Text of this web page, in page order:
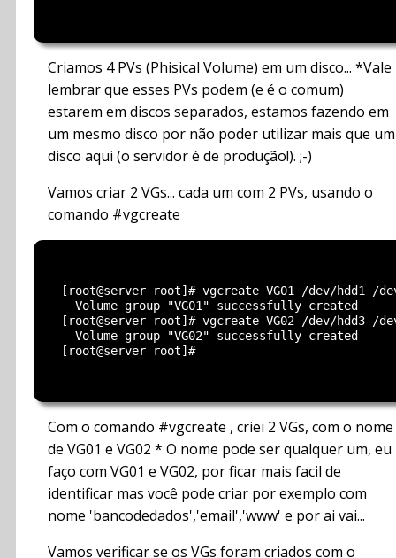
Criamos 4 PVs (Phisical Volume) em um disco... *Vale
lembrar que esses PVs podem (e é o comum)
estarem em discos separados, estamos fazendo em
um mesmo disco por não poder utilizar mais que um
disco aqui (o servidor é de produção!). ;-)
Vamos criar 2 VGs... cada um com 2 PVs, usando o
comando #vgcreate
[root@server root]# vgcreate VG01 /dev/hdd1 /
    Volume group "VG01" successfully created
[root@server root]# vgcreate VG02 /dev/hdd3 /
    Volume group "VG02" successfully created
  [root@server root]#
Com o comando #vgcreate , criei 2 VGs, com o nome
de VG01 e VG02 * O nome pode ser qualquer um, eu
faço com VG01 e VG02, por ficar mais facil de
identificar mas você pode criar por exemplo com
nome 'bancodedados','email','www' e por ai vai...
Vamos verificar se os VGs foram criados com o